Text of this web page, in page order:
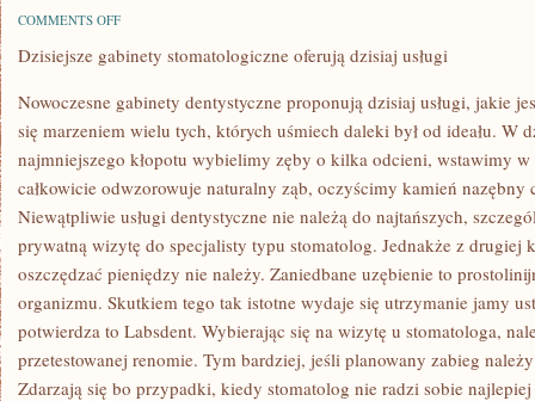
COMMENTS OFFON
Z
MARZY
UŚMIECH
ZNAKOMITY
Dzisiejsze gabinety stomatologiczne oferują dzisiaj usługi
Nowoczesne gabinety dentystyczne proponują dzisiaj usługi, jakie
się marzeniem wielu tych, których uśmiech daleki był od ideału. W
najmniejszego kłopotu wybielimy zęby o kilka odcieni, wstawimy
całkowicie odwzorowuje naturalny ząb, oczyścimy kamień nazębny
Niewątpliwie usługi dentystyczne nie należą do najtańszych,
prywatną wizytę do specjalisty typu stomatolog. Jednakże z drugiej
oszczędzać pieniędzy nie należy. Zaniedbane uzębienie to
organizmu. Skutkiem tego tak istotne wydaje się utrzymanie jamy
potwierdza to Labsdent. Wybierając się na wizytę u stomatologa,
przetestowanej renomie. Tym bardziej, jeśli planowany zabieg
Zdarzają się bo przypadki, kiedy stomatolog nie radzi sobie